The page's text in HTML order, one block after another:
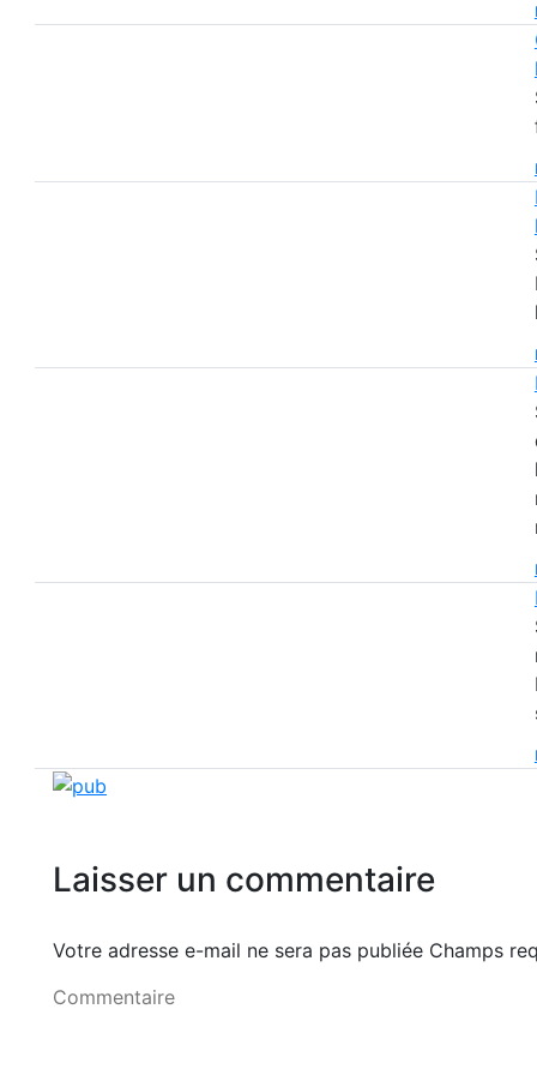
Laisser un commentaire
Votre adresse e-mail ne sera pas publiée Champs
Commentaire